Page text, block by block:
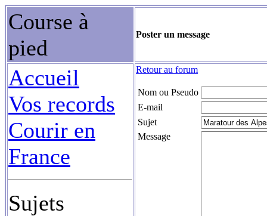
Course à
pied
Poster un message
Accueil
Vos records
Courir en
France
Sujets
Retour au forum
Nom ou Pseudo
E-mail
Sujet
Message